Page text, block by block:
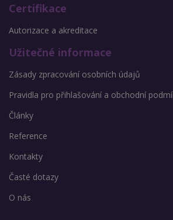
Certifikace
Autorizace a akreditace
Užitečné informace
Zásady zpracování osobních údajů
Pravidla pro přihlašování a obchodní
Články
Reference
Kontakty
Časté dotazy
O nás